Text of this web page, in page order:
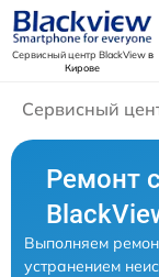
Сервисный центр BlackViewв
Кирове
Сервисный
Ремонт
Выполняем
устранением